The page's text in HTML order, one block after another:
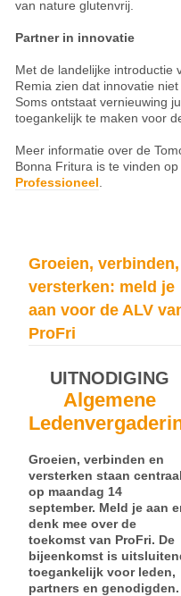
van nature glutenvrij.
Partner in innovatie
Met de landelijke introductie
Remia zien dat innovatie
Soms ontstaat vernieuwing
toegankelijk te maken voor
Meer informatie over de
Bonna Fritura is te vinden op
Professioneel
Groeien, verbinden,
versterken: meld je
aan voor de ALV
ProFri
UITNODIGING
Algemene
Groeien, verbinden en
versterken staan centraal
op maandag 14
september. Meld je aan
denk mee over de
toekomst van ProFri. De
bijeenkomst is
toegankelijk voor leden,
partners en genodigden.